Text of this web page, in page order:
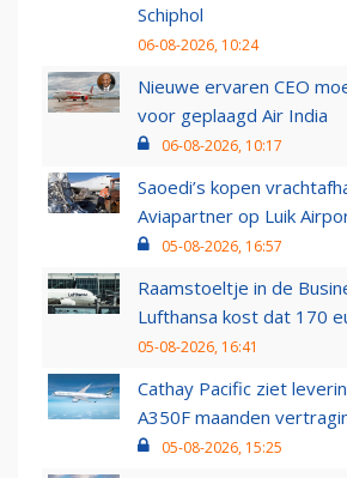
Schiphol
06-08-2026, 10:24
Nieuwe ervaren CEO
voor geplaagd Air India
06-08-2026, 10:17
Saoedi’s kopen
Aviapartner op Luik
05-08-2026, 16:57
Raamstoeltje in de
Lufthansa kost dat 170
05-08-2026, 16:41
Cathay Pacific ziet
A350F maanden
05-08-2026, 15:25